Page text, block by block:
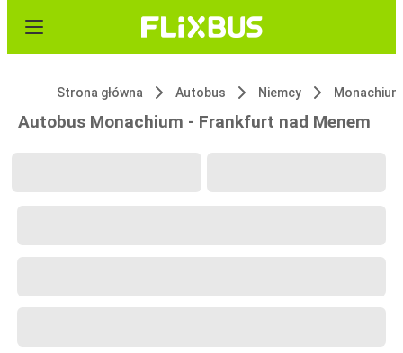
Strona główna Autobus Niemcy Monachium
Autobus Monachium - Frankfurt nad Menem